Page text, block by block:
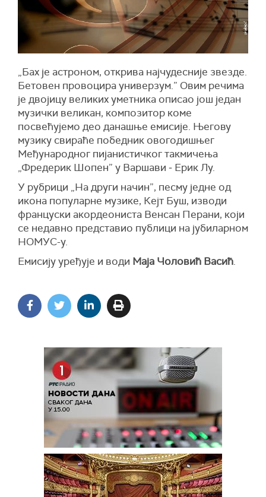
„Бах је астроном, открива најчудесније звезде.
Бетовен провоцира универзум.” Овим речима
је двојицу великих уметника описао још један
музички великан, композитор коме
посвећујемо део данашње емисије. Његову
музику свираће победник овогодишњег
Међународног пијанистичког такмичења
„Фредерик Шопен” у Варшави ‒ Ерик Лу.
У рубрици „На други начин”, песму једне од
икона популарне музике, Кејт Буш, изводи
француски акордеониста Венсан Перани, који
се недавно представио публици на јубиларном
НОМУС-у.
Емисију уређује и води Маја Чоловић Васић.